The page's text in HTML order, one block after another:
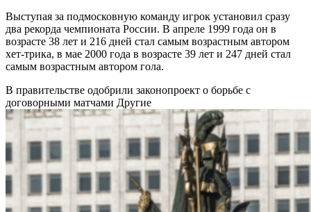
Выступая за подмосковную команду игрок установил сразу
два рекорда чемпионата России. В апреле 1999 года он в
возрасте 38 лет и 216 дней стал самым возрастным автором
хет-трика, в мае 2000 года в возрасте 39 лет и 247 дней стал
самым возрастным автором гола.
В правительстве одобрили законопроект о борьбе с
договорными матчами Другие